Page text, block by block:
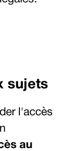
sujets
l'accès
au